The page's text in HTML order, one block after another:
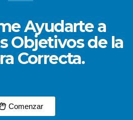
Ayudarte a
Objetivos de la
Correcta.
Comenzar